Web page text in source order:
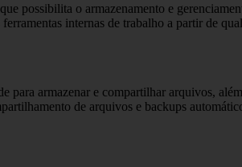
possibilita o armazenamento e
internas de trabalho a partir de
armazenar e compartilhar arquivos,
de arquivos e backups